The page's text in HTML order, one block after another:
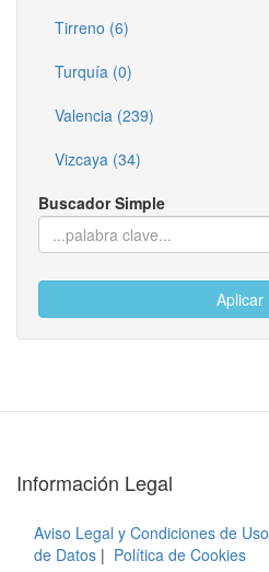
Tirreno (6)
Turquía (0)
Valencia (239)
Vizcaya (34)
Buscador Simple
Aplicar
Información Legal
Aviso Legal y Condiciones de Uso
de Datos | Política de Cookies